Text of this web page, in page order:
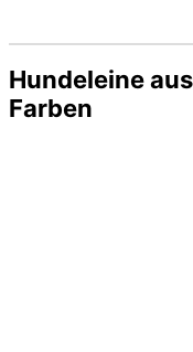
Hundeleine
Farben